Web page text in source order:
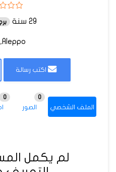
29 سنة
Aleppo, سوريا
اكتب رسالة
الملف الشخصي الصور
0
0
لم يكمل